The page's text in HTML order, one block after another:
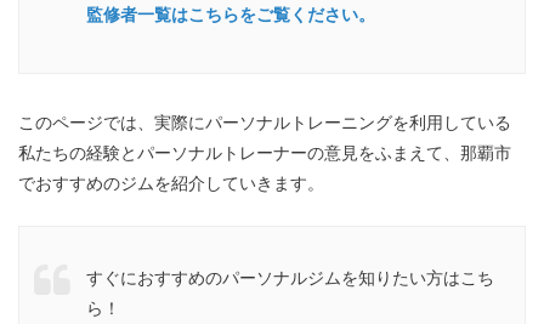
監修者一覧はこちらをご覧ください。
このページでは、実際にパーソナルトレーニングを利用している
私たちの経験とパーソナルトレーナーの意見をふまえて、那覇市
でおすすめのジムを紹介していきます。
すぐにおすすめのパーソナルジムを知りたい方はこち
ら！